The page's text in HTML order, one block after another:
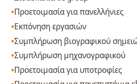
Προετοιμασία για πανελλήνιες
Εκπόνηση εργασιών
Συμπλήρωση βιογραφικού
Συμπλήρωση μηχανογραφικού
Προετοιμασία για υποτροφίες